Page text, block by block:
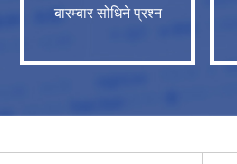
बारम्बार सोधिने प्रश्न